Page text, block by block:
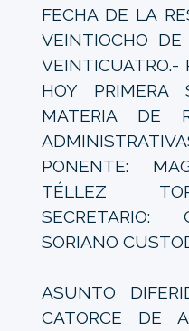
FECHA DE LA
VEINTIOCHO
VEINTICUATRO.-
HOY PRIMERA
MATERIA DE
PONENTE:
TÉLLEZ
SECRETARIO:
SORIANO
ASUNTO
CATORCE DE